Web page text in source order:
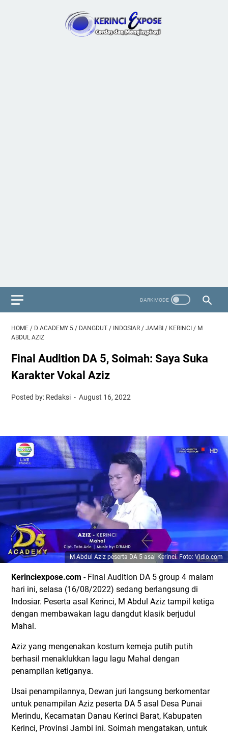
HOME / D ACADEMY 5 / DANGDUT / INDOSIAR / JAMBI / KERINCI / M
ABDUL AZIZ
Final Audition DA 5, Soimah: Saya Suka
Karakter Vokal Aziz
Posted by: Redaksi August 16, 2022
M Abdul Aziz peserta DA 5 asal Kerinci. Foto: Vidio.com
Kerinciexpose.com - Final Audition DA 5 group 4 malam
hari ini, selasa (16/08/2022) sedang berlangsung di
Indosiar. Peserta asal Kerinci, M Abdul Aziz tampil ketiga
dengan membawakan lagu dangdut klasik berjudul
Mahal.
Aziz yang mengenakan kostum kemeja putih putih
berhasil menaklukkan lagu lagu Mahal dengan
penampilan ketiganya.
Usai penampilannya, Dewan juri langsung berkomentar
untuk penampilan Aziz peserta DA 5 asal Desa Punai
Merindu, Kecamatan Danau Kerinci Barat, Kabupaten
Kerinci, Provinsi Jambi ini. Soimah mengatakan, untuk